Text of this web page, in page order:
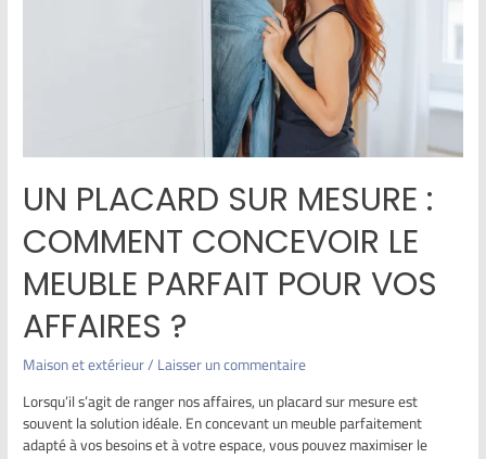
UN PLACARD SUR MESURE :
COMMENT CONCEVOIR LE
MEUBLE PARFAIT POUR VOS
AFFAIRES ?
Maison et extérieur/Laisser un commentaire
Lorsqu’il s’agit de ranger nos affaires, un placard sur mesure est
souvent la solution idéale. En concevant un meuble parfaitement
adapté à vos besoins et à votre espace, vous pouvez maximiser le